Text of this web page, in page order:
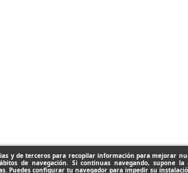
y de terceros para recopilar información para mejorar
de navegación. Si continuas navegando, supone la
Puedes configurar tu navegador para impedir su